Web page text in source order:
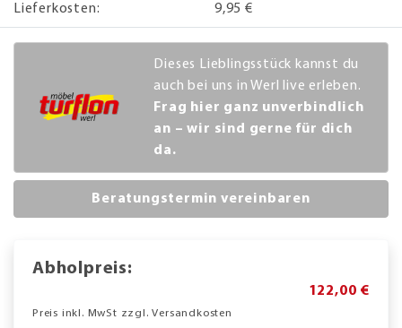
Lieferkosten:
9,95 €
Dieses Lieblingsstück kannst du
auch bei uns in Werl live erleben.
Frag hier ganz unverbindlich
an – wir sind gerne für dich
da.
Beratungstermin vereinbaren
Abholpreis:
122,00 €
Preis inkl. MwSt zzgl. Versandkosten